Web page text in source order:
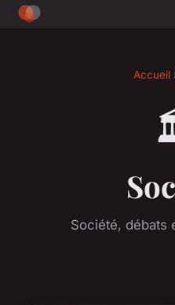
Accueil
Société, débats